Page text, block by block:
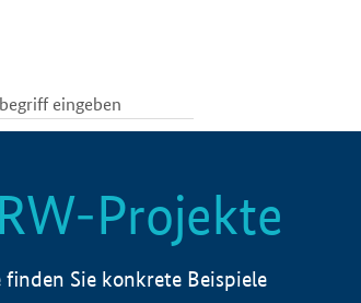
Projekte
Sie konkrete Beispiele